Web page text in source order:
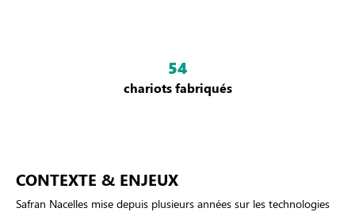
54
chariots fabriqués
CONTEXTE & ENJEUX
Safran Nacelles mise depuis plusieurs années sur les technologies